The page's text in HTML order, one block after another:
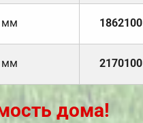
мм 1862100
мм 2170100
дома!